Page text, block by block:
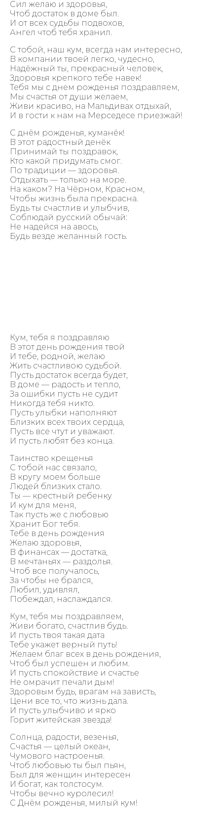
Сил желаю и здоровья,
Чтоб достаток в доме был.
И от всех судьбы подвохов,
Ангел чтоб тебя хранил.
С тобой, наш кум, всегда нам интересно,
В компании твоей легко, чудесно,
Надёжный ты, прекрасный человек,
Здоровья крепкого тебе навек!
Тебя мы с днем рожденья поздравляем,
Мы счастья от души желаем,
Живи красиво, на Мальдивах отдыхай,
И в гости к нам на Мерседесе приезжай!
С днём рожденья, куманёк!
В этот радостный денёк
Принимай ты поздравок,
Кто какой придумать смог.
По традиции — здоровья.
Отдыхать — только на море.
На каком? На Чёрном, Красном,
Чтобы жизнь была прекрасна.
Будь ты счастлив и улыбчив,
Соблюдай русский обычай:
Не надейся на авось,
Будь везде желанный гость.
Кум, тебя я поздравляю
В этот день рождения твой
И тебе, родной, желаю
Жить счастливою судьбой.
Пусть достаток всегда будет,
В доме — радость и тепло,
За ошибки пусть не судит
Никогда тебя никто.
Пусть улыбки наполняют
Близких всех твоих сердца,
Пусть все чтут и уважают.
И пусть любят без конца.
Таинство крещенья
С тобой нас связало,
В кругу моем больше
Людей близких стало.
Ты — крестный ребенку
И кум для меня,
Так пусть же с любовью
Хранит Бог тебя.
Тебе в день рождения
Желаю здоровья,
В финансах — достатка,
В мечтаньях — раздолья.
Чтоб все получалось,
За чтобы не брался,
Любил, удивлял,
Побеждал, наслаждался.
Кум, тебя мы поздравляем,
Живи богато, счастлив будь.
И пусть твоя такая дата
Тебе укажет верный путь!
Желаем благ всех в день рождения,
Чтоб был успешен и любим.
И пусть спокойствие и счастье
Не омрачит печали дым!
Здоровым будь, врагам на зависть,
Цени все то, что жизнь дала.
И пусть улыбчиво и ярко
Горит житейская звезда!
Солнца, радости, везенья,
Счастья — целый океан,
Чумового настроенья.
Чтоб любовью ты был пьян,
Был для женщин интересен
И богат, как толстосум.
Чтобы вечно куролесил!
С Днём рожденья, милый кум!